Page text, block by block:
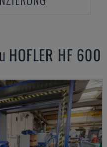
HOFLER HF 600